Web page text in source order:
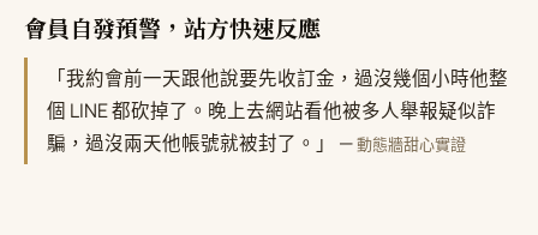
會員自發預警，站方快速反應
「我約會前一天跟他說要先收訂金，過沒幾個小時他整
個 LINE 都砍掉了。晚上去網站看他被多人舉報疑似詐
騙，過沒兩天他帳號就被封了。」 —動態牆甜心實證